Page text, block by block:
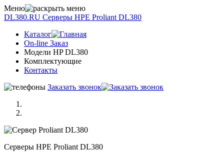
Меню
DL380.RU Серверы НРE Prоliаnt DL380
Каталог
On-line Заказ
Модели HP DL380
Комплектующие
Контакты
Заказать звонок
Серверы НРE Prоliаnt DL380